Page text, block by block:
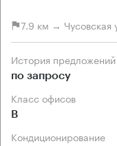
7.9 км → Чусовская
История предложений
по запросу
Класс офисов
B
Кондиционирование